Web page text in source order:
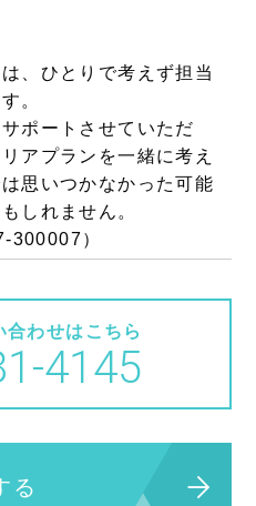
、ひとりで考えず担当
。
ポートさせていただ
アプランを一緒に考え
思いつかなかった可能
しれません。
300007）
合わせはこちら
4145
る